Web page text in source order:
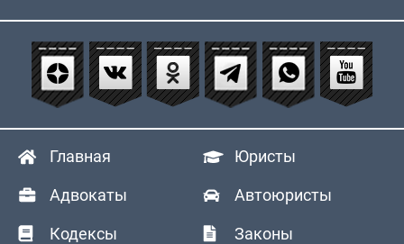
Главная Юристы
Адвокаты Автоюристы
Кодексы Законы